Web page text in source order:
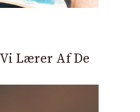
Lærer Af De